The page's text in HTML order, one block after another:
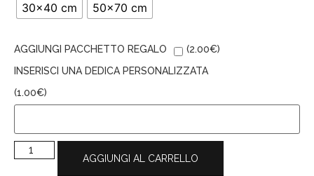
30x40 cm
50x70 cm
AGGIUNGI PACCHETTO REGALO (2.00€)
INSERISCI UNA DEDICA PERSONALIZZATA
(1.00€)
AGGIUNGI AL CARRELLO